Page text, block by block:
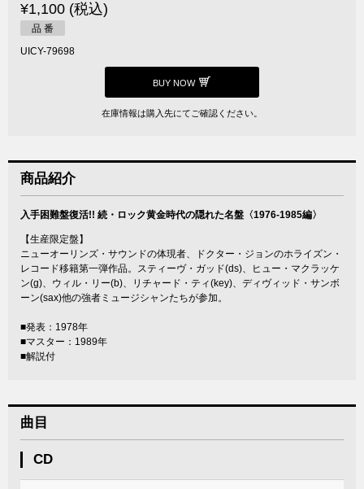
¥1,100 (税込)
品 番
UICY-79698
BUY NOW
在庫情報は購入先にてご確認ください。
商品紹介
入手困難盤復活!! 続・ロック黄金時代の隠れた名盤〈1976-1985編〉
【生産限定盤】
ニューオーリンズ・サウンドの体現者、ドクター・ジョンのホライズン・
レコード移籍第一弾作品。スティーヴ・ガッド(ds)、ヒュー・マクラッケ
ン(g)、ウィル・リー(b)、リチャード・ティ(key)、ディヴィッド・サンボ
ーン(sax)他の強者ミュージシャンたちが参加。
■発表：1978年
■マスター：1989年
■解説付
曲目
CD